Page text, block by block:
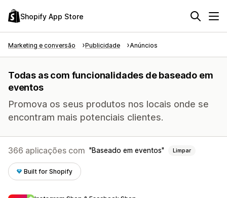
Shopify App Store
Marketing e conversão Publicidade Anúncios
Todas as com funcionalidades de baseado em
eventos
Promova os seus produtos nos locais onde se
encontram mais potenciais clientes.
366 aplicações com Baseado em eventos Limpar
Built for Shopify